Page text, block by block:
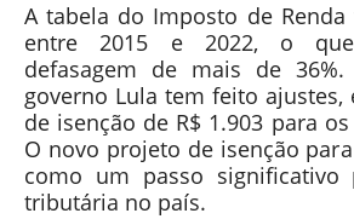
A tabela do Imposto de Renda
entre 2015 e 2022, o
defasagem de mais de
governo Lula tem feito ajustes,
de isenção de R$ 1.903 para
O novo projeto de isenção
como um passo significativo
tributária no país.